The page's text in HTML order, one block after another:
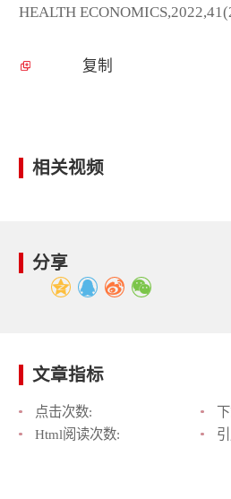
HEALTH
复制
相关视频
分享
文章指标
点击次数:
Html阅读次数: